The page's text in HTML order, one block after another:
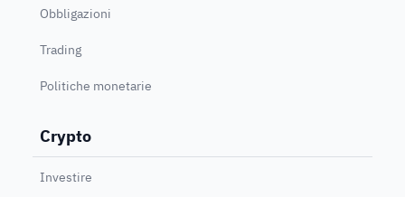
Obbligazioni
Trading
Politiche monetarie
Crypto
Investire